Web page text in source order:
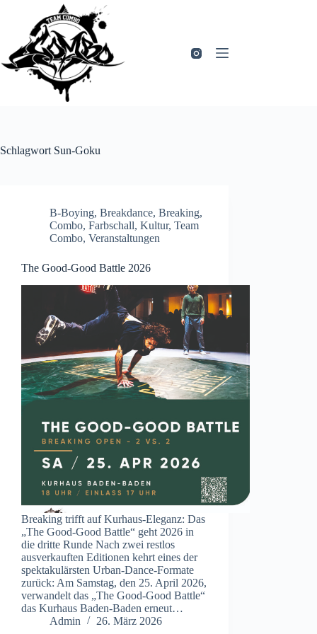
springen
Schlagwort Sun-Goku
B-Boying, Breakdance, Breaking,
Combo, Farbschall, Kultur, Team
Combo, Veranstaltungen
The Good-Good Battle 2026
Breaking trifft auf Kurhaus-Eleganz: Das
„The Good-Good Battle“ geht 2026 in
die dritte Runde Nach zwei restlos
ausverkauften Editionen kehrt eines der
spektakulärsten Urban-Dance-Formate
zurück: Am Samstag, den 25. April 2026,
verwandelt das „The Good-Good Battle“
das Kurhaus Baden-Baden erneut…
Admin
26. März 2026